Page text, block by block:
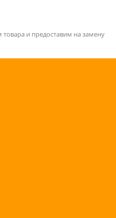
и предоставим на замену